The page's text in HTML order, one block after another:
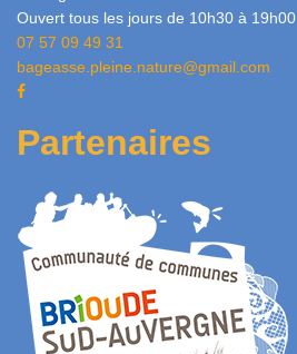
Ouvert tous les jours de 10h30 à 19h00
07 57 09 49 31
bageasse.pleine.nature@gmail.com
Partenaires